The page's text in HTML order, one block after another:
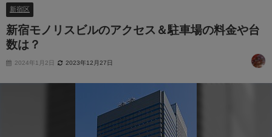
新宿区
新宿モノリスビルのアクセス＆駐車場の料金や台
数は？
2024年1月2日 2023年12月27日